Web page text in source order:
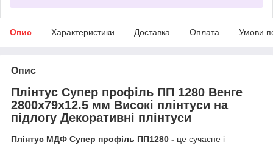
Опис Характеристики Доставка Оплата Умови
Опис
Плінтус Супер профіль ПП 1280 Венге
2800х79х12.5 мм Високі плінтуси на
підлогу Декоративні плінтуси
Плінтус МДФ Супер профіль ПП1280 - це сучасне і